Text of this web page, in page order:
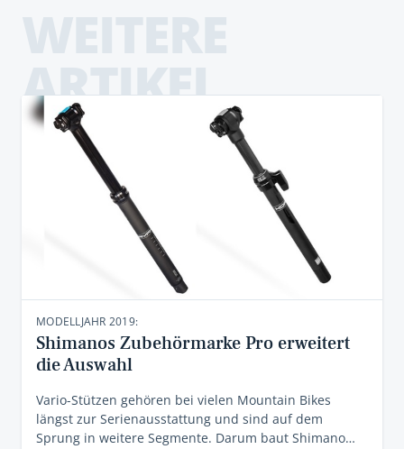
ARTIKEL
MODELLJAHR 2019:
Shimanos Zubehörmarke Pro erweitert
die Auswahl
Vario-Stützen gehören bei vielen Mountain Bikes
längst zur Serienausstattung und sind auf dem
Sprung in weitere Segmente. Darum baut Shimano…